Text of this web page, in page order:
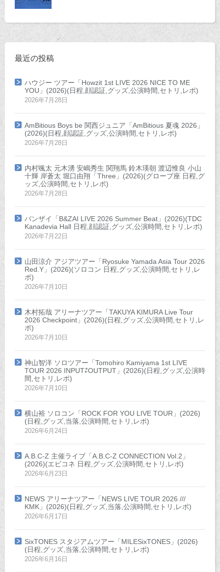
最近の投稿
ハウジー ツアー「Howzit 1st LIVE 2026 NICE TO ME
YOU」(2026)(日程,顔認証,グッズ,公演時間,セトリ,レポ)
2026年7月28日
AmBitious Boys be 関西ジュニア「AmBitious 夏魂 2026」
(2026)(日程,顔認証,グッズ,公演時間,セトリ,レポ)
2026年7月28日
内村颯太 元木湧 安嶋秀生 関翔馬 鈴木瑛朝 渡辺惟良 小山
十輝 岸蒼太 堀口由翔「Three」(2026)(グローブ座 日程,グ
ッズ,公演時間,セトリ,レポ)
2026年7月28日
バンザイ「B&ZAI LIVE 2026 Summer Beat」(2026)(TDC
Kanadevia Hall 日程,顔認証,グッズ,公演時間,セトリ,レポ)
2026年7月22日
山田涼介 アジアツアー「Ryosuke Yamada Asia Tour 2026
Red.Y」(2026)(ソロコン 日程,グッズ,公演時間,セトリ,レ
ポ)
2026年7月10日
木村拓哉 アリーナツアー「TAKUYA KIMURA Live Tour
2026 Checkpoint」(2026)(日程,グッズ,公演時間,セトリ,レ
ポ)
2026年7月10日
神山智洋 ソロツアー「Tomohiro Kamiyama 1st LIVE
TOUR 2026 INPUT⇄OUTPUT」(2026)(日程,グッズ,公演時
間,セトリ,レポ)
2026年7月10日
横山裕 ソロコン「ROCK FOR YOU LIVE TOUR」(2026)
(日程,グッズ,当落,公演時間,セトリ,レポ)
2026年6月24日
A.B.C-Z 主催ライブ「A.B.C-Z CONNECTION Vol.2」
(2026)(エビコネ 日程,グッズ,公演時間,セトリ,レポ)
2026年6月23日
NEWS アリーナツアー「NEWS LIVE TOUR 2026 ///
KMK」(2026)(日程,グッズ,当落,公演時間,セトリ,レポ)
2026年6月17日
SixTONES スタジアムツアー「MILESixTONES」(2026)
(日程,グッズ,当落,公演時間,セトリ,レポ)
2026年6月16日